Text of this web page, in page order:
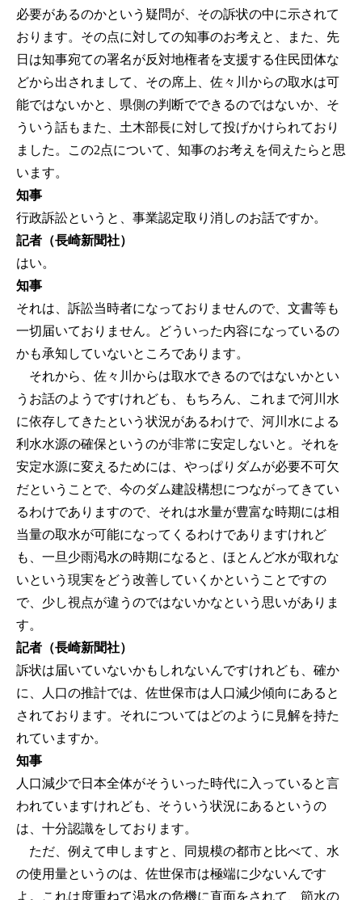
必要があるのかという疑問が、その訴状の中に示されて
おります。その点に対しての知事のお考えと、また、先
日は知事宛ての署名が反対地権者を支援する住民団体な
どから出されまして、その席上、佐々川からの取水は可
能ではないかと、県側の判断でできるのではないか、そ
ういう話もまた、土木部長に対して投げかけられており
ました。この2点について、知事のお考えを伺えたらと思
います。
知事
行政訴訟というと、事業認定取り消しのお話ですか。
記者（長崎新聞社）
はい。
知事
それは、訴訟当時者になっておりませんので、文書等も
一切届いておりません。どういった内容になっているの
かも承知していないところであります。
それから、佐々川からは取水できるのではないかとい
うお話のようですけれども、もちろん、これまで河川水
に依存してきたという状況があるわけで、河川水による
利水水源の確保というのが非常に安定しないと。それを
安定水源に変えるためには、やっぱりダムが必要不可欠
だということで、今のダム建設構想につながってきてい
るわけでありますので、それは水量が豊富な時期には相
当量の取水が可能になってくるわけでありますけれど
も、一旦少雨渇水の時期になると、ほとんど水が取れな
いという現実をどう改善していくかということですの
で、少し視点が違うのではないかなという思いがありま
す。
記者（長崎新聞社）
訴状は届いていないかもしれないんですけれども、確か
に、人口の推計では、佐世保市は人口減少傾向にあると
されております。それについてはどのように見解を持た
れていますか。
知事
人口減少で日本全体がそういった時代に入っていると言
われていますけれども、そういう状況にあるというの
は、十分認識をしております。
ただ、例えて申しますと、同規模の都市と比べて、水
の使用量というのは、佐世保市は極端に少ないんです
よ。これは度重ねて渇水の危機に直面をされて、節水の